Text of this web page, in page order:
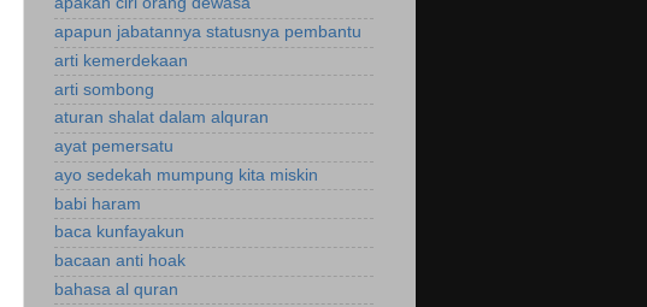
apapun jabatannya statusnya pembantu
arti kemerdekaan
arti sombong
aturan shalat dalam alquran
ayat pemersatu
ayo sedekah mumpung kita miskin
babi haram
baca kunfayakun
bacaan anti hoak
bahasa al quran